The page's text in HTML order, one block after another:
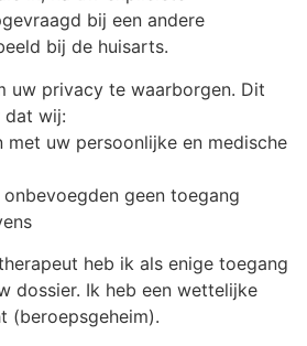
bij een andere
bij de huisarts.
uw privacy te waarborgen. Dit
dat wij:
met uw persoonlijke en medische
geen toegang
heb ik als enige toegang
dossier. Ik heb een wettelijke
(beroepsgeheim).